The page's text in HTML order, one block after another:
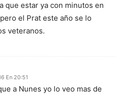
que estar ya con minutos en
el Prat este año se lo
veteranos.
En 20:51
a Nunes yo lo veo mas de